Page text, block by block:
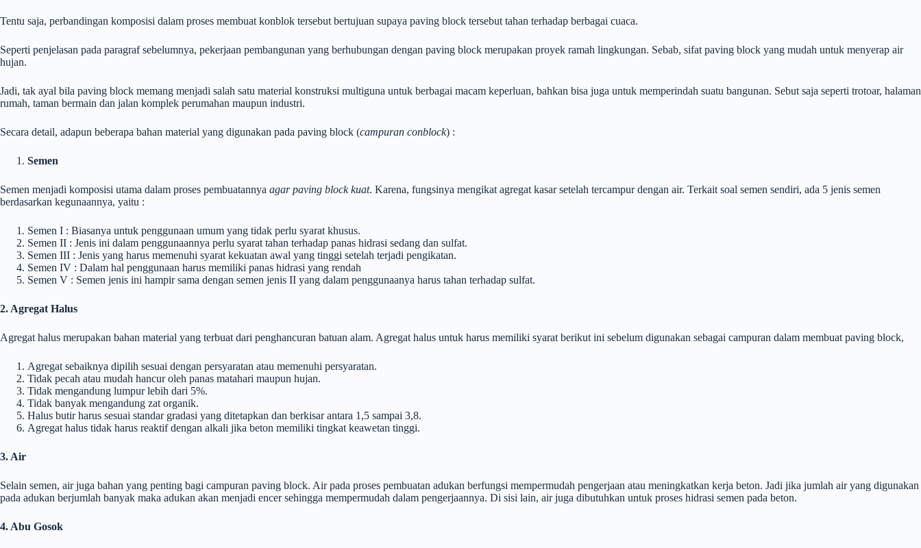
Tentu saja, perbandingan komposisi dalam proses membuat konblok tersebut bertujuan supaya paving block tersebut tahan terhadap berbagai cuaca.
Seperti penjelasan pada paragraf sebelumnya, pekerjaan pembangunan yang berhubungan dengan paving block merupakan proyek ramah lingkungan. Sebab, sifat paving block yang mudah untuk menyerap air
hujan.
Jadi, tak ayal bila paving block memang menjadi salah satu material konstruksi multiguna untuk berbagai macam keperluan, bahkan bisa juga untuk memperindah suatu bangunan. Sebut saja seperti trotoar, halaman
rumah, taman bermain dan jalan komplek perumahan maupun industri.
Secara detail, adapun beberapa bahan material yang digunakan pada paving block (campuran conblock) :
Semen
Semen menjadi komposisi utama dalam proses pembuatannya agar paving block kuat. Karena, fungsinya mengikat agregat kasar setelah tercampur dengan air. Terkait soal semen sendiri, ada 5 jenis semen
berdasarkan kegunaannya, yaitu :
Semen I : Biasanya untuk penggunaan umum yang tidak perlu syarat khusus.
Semen II : Jenis ini dalam penggunaannya perlu syarat tahan terhadap panas hidrasi sedang dan sulfat.
Semen III : Jenis yang harus memenuhi syarat kekuatan awal yang tinggi setelah terjadi pengikatan.
Semen IV : Dalam hal penggunaan harus memiliki panas hidrasi yang rendah
Semen V : Semen jenis ini hampir sama dengan semen jenis II yang dalam penggunaanya harus tahan terhadap sulfat.
2. Agregat Halus
Agregat halus merupakan bahan material yang terbuat dari penghancuran batuan alam. Agregat halus untuk harus memiliki syarat berikut ini sebelum digunakan sebagai campuran dalam membuat paving block,
Agregat sebaiknya dipilih sesuai dengan persyaratan atau memenuhi persyaratan.
Tidak pecah atau mudah hancur oleh panas matahari maupun hujan.
Tidak mengandung lumpur lebih dari 5%.
Tidak banyak mengandung zat organik.
Halus butir harus sesuai standar gradasi yang ditetapkan dan berkisar antara 1,5 sampai 3,8.
Agregat halus tidak harus reaktif dengan alkali jika beton memiliki tingkat keawetan tinggi.
3. Air
Selain semen, air juga bahan yang penting bagi campuran paving block. Air pada proses pembuatan adukan berfungsi mempermudah pengerjaan atau meningkatkan kerja beton. Jadi jika jumlah air yang digunakan
pada adukan berjumlah banyak maka adukan akan menjadi encer sehingga mempermudah dalam pengerjaannya. Di sisi lain, air juga dibutuhkan untuk proses hidrasi semen pada beton.
4. Abu Gosok